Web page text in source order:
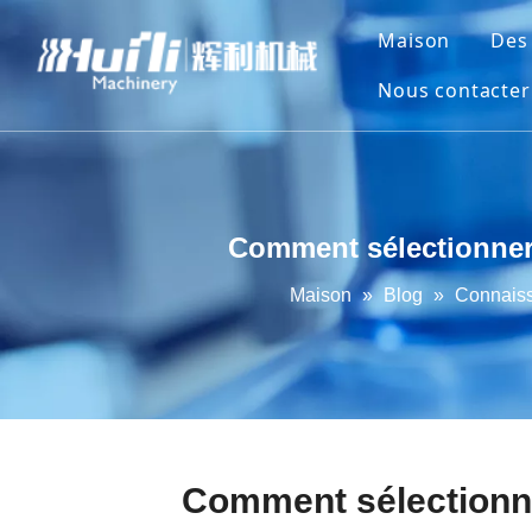
Maison
Nous contacter
Comment
Maison » Blog »
Comment